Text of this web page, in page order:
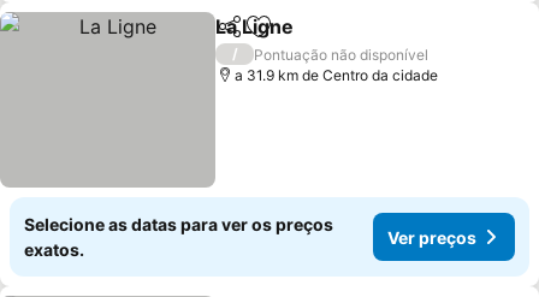
PartilharAdicionar aos favoritos
La Ligne
/
Pontuação não disponível
a 31.9 km de Centro da cidade
Selecione as datas para ver os preços
exatos.
Ver preços